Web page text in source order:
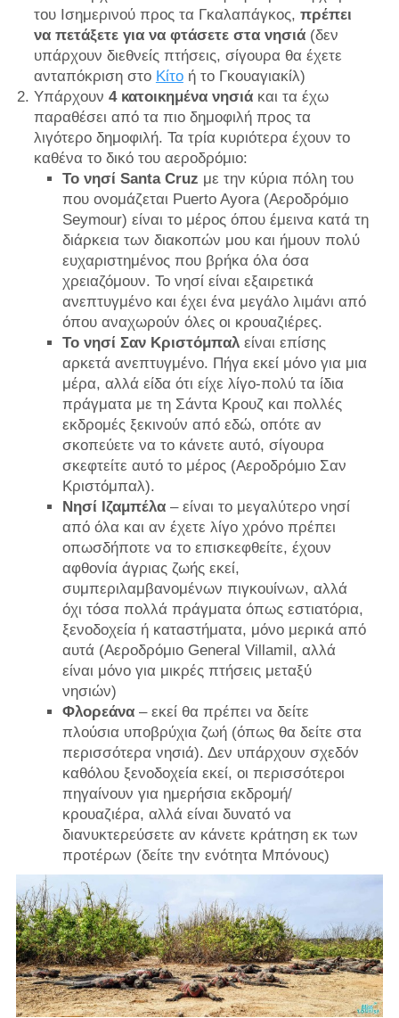
του Ισημερινού προς τα Γκαλαπάγκος, πρέπει
να πετάξετε για να φτάσετε στα νησιά(δεν
υπάρχουν διεθνείς πτήσεις, σίγουρα θα έχετε
ανταπόκριση στο Κίτοή το Γκουαγιακίλ)
Υπάρχουν 4 κατοικημένα νησιάκαι τα έχω
παραθέσει από τα πιο δημοφιλή προς τα
λιγότερο δημοφιλή. Τα τρία κυριότερα έχουν το
καθένα το δικό του αεροδρόμιο:
Το νησί Santa Cruz με την κύρια πόλη του
που ονομάζεται Puerto Ayora (Αεροδρόμιο
Seymour) είναι το μέρος όπου έμεινα κατά τη
διάρκεια των διακοπών μου και ήμουν πολύ
ευχαριστημένος που βρήκα όλα όσα
χρειαζόμουν. Το νησί είναι εξαιρετικά
ανεπτυγμένο και έχει ένα μεγάλο λιμάνι από
όπου αναχωρούν όλες οι κρουαζιέρες.
Το νησί Σαν Κριστόμπαλ είναι επίσης
αρκετά ανεπτυγμένο. Πήγα εκεί μόνο για μια
μέρα, αλλά είδα ότι είχε λίγο-πολύ τα ίδια
πράγματα με τη Σάντα Κρουζ και πολλές
εκδρομές ξεκινούν από εδώ, οπότε αν
σκοπεύετε να το κάνετε αυτό, σίγουρα
σκεφτείτε αυτό το μέρος (Αεροδρόμιο Σαν
Κριστόμπαλ).
Νησί Ιζαμπέλα – είναι το μεγαλύτερο νησί
από όλα και αν έχετε λίγο χρόνο πρέπει
οπωσδήποτε να το επισκεφθείτε, έχουν
αφθονία άγριας ζωής εκεί,
συμπεριλαμβανομένων πιγκουίνων, αλλά
όχι τόσα πολλά πράγματα όπως εστιατόρια,
ξενοδοχεία ή καταστήματα, μόνο μερικά από
αυτά (Αεροδρόμιο General Villamil, αλλά
είναι μόνο για μικρές πτήσεις μεταξύ
νησιών)
Φλορεάνα – εκεί θα πρέπει να δείτε
πλούσια υποβρύχια ζωή (όπως θα δείτε στα
περισσότερα νησιά). Δεν υπάρχουν σχεδόν
καθόλου ξενοδοχεία εκεί, οι περισσότεροι
πηγαίνουν για ημερήσια εκδρομή/
κρουαζιέρα, αλλά είναι δυνατό να
διανυκτερεύσετε αν κάνετε κράτηση εκ των
προτέρων (δείτε την ενότητα Μπόνους)